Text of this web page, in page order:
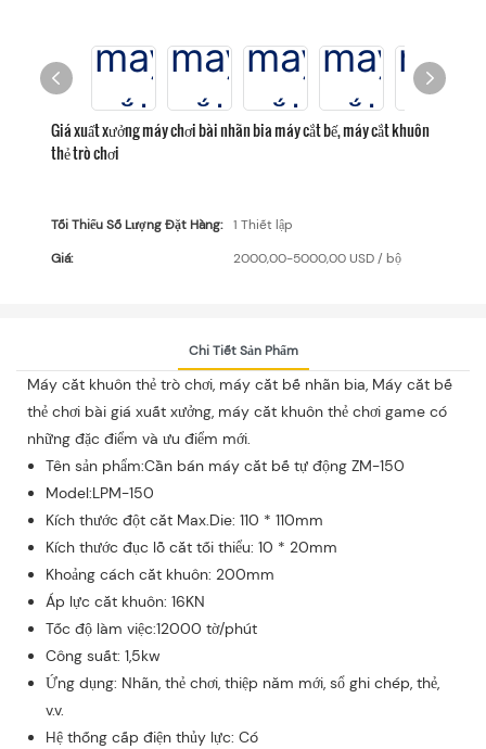
Giá xuất xưởng máy chơi bài nhãn bia máy cắt bế, máy cắt khuôn
thẻ trò chơi
Tối Thiểu Số Lượng Đặt Hàng:
1 Thiết lập
Giá:
2000,00-5000,00 USD / bộ
Chi Tiết Sản Phẩm
Máy cắt khuôn thẻ trò chơi, máy cắt bế nhãn bia, Máy cắt bế
thẻ chơi bài giá xuất xưởng, máy cắt khuôn thẻ chơi game có
những đặc điểm và ưu điểm mới.
Tên sản phẩm:Cần bán máy cắt bế tự động ZM-150
Model:LPM-150
Kích thước đột cắt Max.Die: 110 * 110mm
Kích thước đục lỗ cắt tối thiểu: 10 * 20mm
Khoảng cách cắt khuôn: 200mm
Áp lực cắt khuôn: 16KN
Tốc độ làm việc:12000 tờ/phút
Công suất: 1,5kw
Ứng dụng: Nhãn, thẻ chơi, thiệp năm mới, sổ ghi chép, thẻ,
v.v.
Hệ thống cấp điện thủy lực: Có